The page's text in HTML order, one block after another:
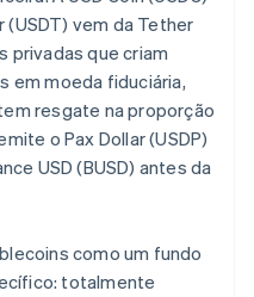
(USDT) vem da Tether
privadas que criam
em moeda fiduciária,
resgate na proporção
o Pax Dollar (USDP)
USD (BUSD) antes da
como um fundo
totalmente